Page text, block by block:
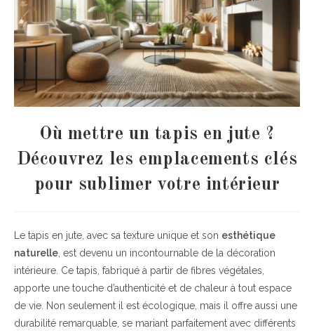
Où mettre un tapis en jute ?
Découvrez les emplacements clés
pour sublimer votre intérieur
Le tapis en jute, avec sa texture unique et son esthétique
naturelle , est devenu un incontournable de la décoration
intérieure. Ce tapis, fabriqué à partir de fibres végétales,
apporte une touche d’authenticité et de chaleur à tout espace
de vie. Non seulement il est écologique, mais il offre aussi une
durabilité remarquable, se mariant parfaitement avec différents